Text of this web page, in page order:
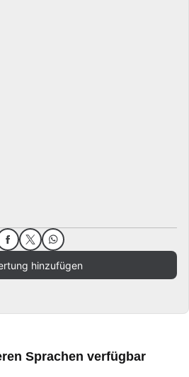
hinzufügen
Sprachen verfügbar